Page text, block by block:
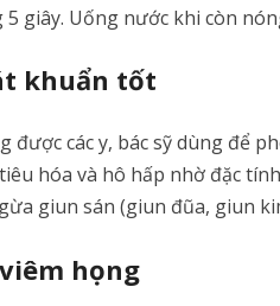
giây. Uống nước khi còn
khuẩn tốt
được các y, bác sỹ dùng để
hóa và hô hấp nhờ đặc
giun sán (giun đũa, giun
họng